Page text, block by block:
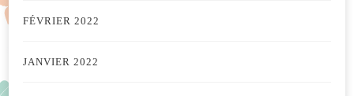
FÉVRIER 2022
JANVIER 2022